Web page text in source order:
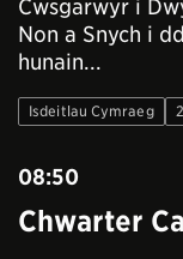
Cwsgarwyr i
Non a Snych i
hunain...
Isdeitlau Cymraeg
08:50
Chwarter